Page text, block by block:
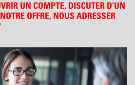
UN COMPTE, DISCUTER D’UN
OFFRE, NOUS ADRESSER